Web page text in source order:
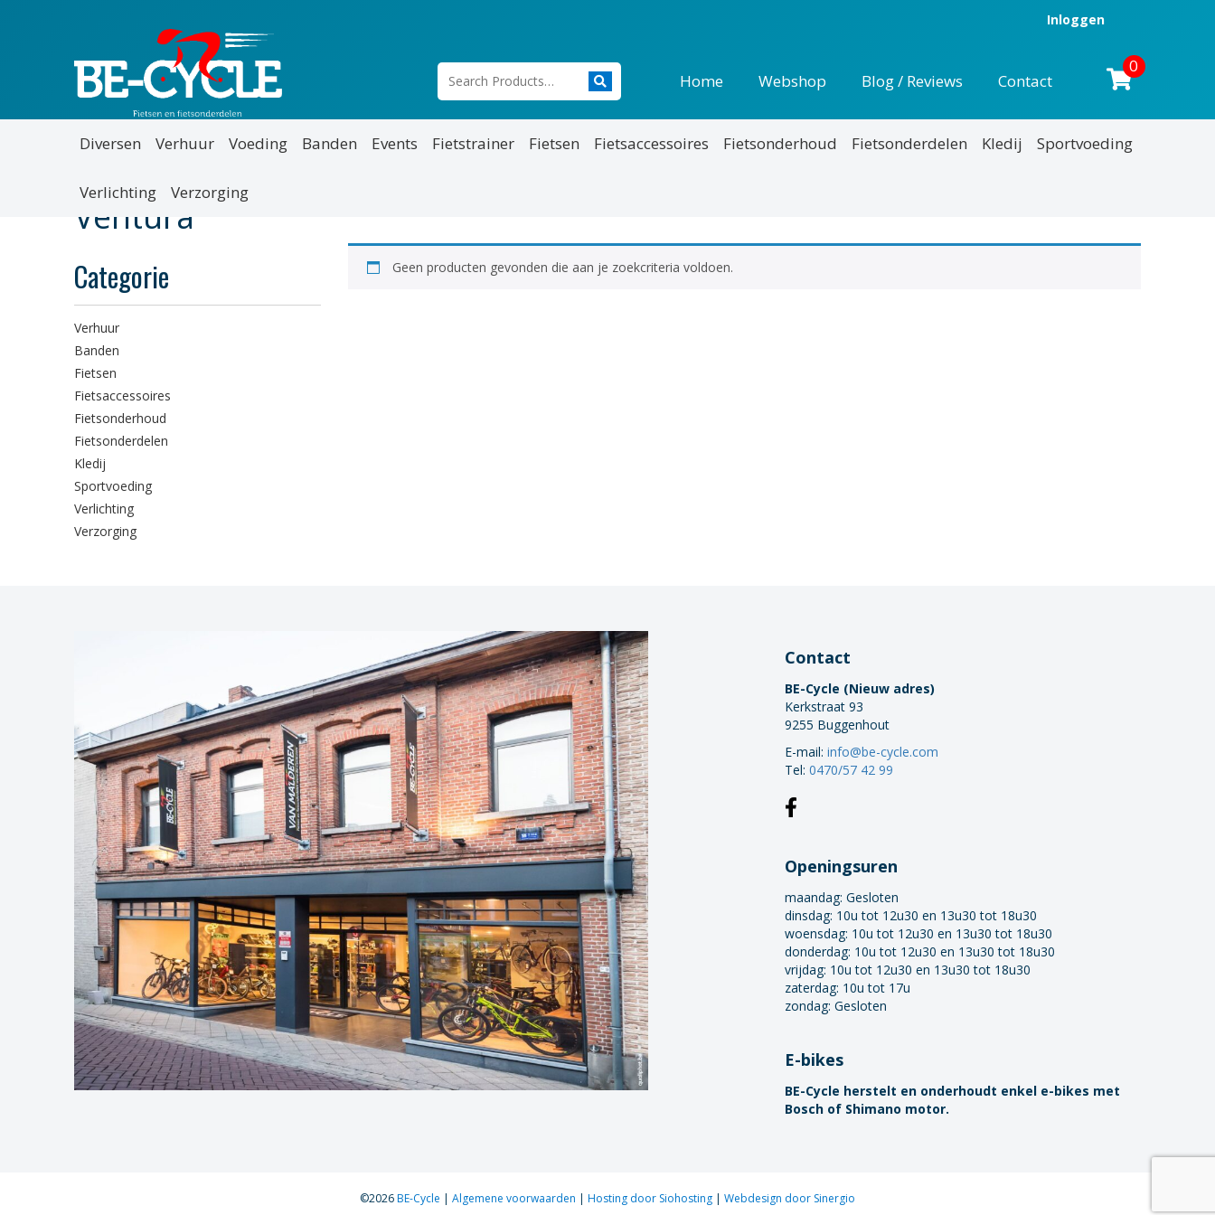
Inloggen
Home Webshop Blog / Reviews Contact
0
Diversen Verhuur Voeding Banden Events Fietstrainer Fietsen Fietsaccessoires Fietsonderhoud Fietsonderdelen Kledij Sportvoeding
Verlichting Verzorging
Ventura
Categorie
Verhuur
Banden
Fietsen
Fietsaccessoires
Fietsonderhoud
Fietsonderdelen
Kledij
Sportvoeding
Verlichting
Verzorging
Geen producten gevonden die aan je zoekcriteria voldoen.
Contact
BE-Cycle (Nieuw adres)
Kerkstraat 93
9255 Buggenhout
E-mail:info@be-cycle.com
Tel:0470/57 42 99
Openingsuren
maandag:Gesloten
dinsdag: 10u tot 12u30 en 13u30 tot 18u30
woensdag: 10u tot 12u30 en 13u30 tot 18u30
donderdag: 10u tot 12u30 en 13u30 tot 18u30
vrijdag: 10u tot 12u30 en 13u30 tot 18u30
zaterdag: 10u tot 17u
zondag: Gesloten
E-bikes
BE-Cycle herstelt en onderhoudt enkel e-bikes met
Bosch of Shimano motor.
©2026BE-Cycle | Algemene voorwaarden | Hosting door Siohosting | Webdesign door Sinergio